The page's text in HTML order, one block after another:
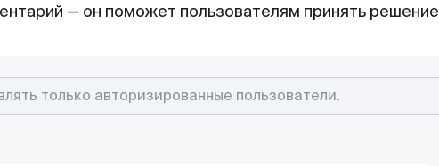
— он поможет пользователям принять решение